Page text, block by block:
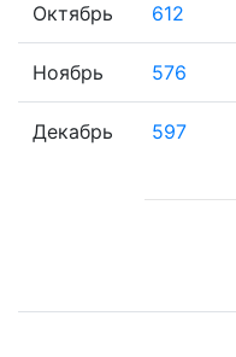
Октябрь 612
Ноябрь 576
Декабрь 597